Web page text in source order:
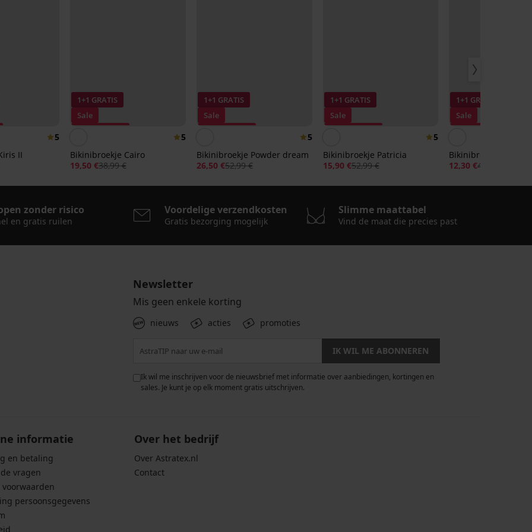
5
II
1+1 GRATIS
Sale
5
Bikinibroekje Cairo
19,50 €38,99 €
1+1 GRATIS
Sale
5
Bikinibroekje Powder dream
26,50 €52,99 €
1+1 GRATIS
Sale
5
Bikinibroekje Patricia
15,90 €52,99 €
1+1 GRATIS
Sale
Bikinibroekje Elif
12,30 €40,99 €
zonder risico
en gratis ruilen
Voordelige verzendkosten
Gratis bezorging mogelijk
Slimme maattabel
Vind de maat die precies past
Newsletter
Mis geen enkele korting
nieuws acties promoties
IK WIL ME ABONNEREN
Ik wil me inschrijven voor de nieuwsbrief met informatie over aanbiedingen, kortingen en
sales. Je kunt je op elk moment gratis uitschrijven.
informatie
en betaling
vragen
persoonsgegevens
Over het bedrijf
Over Astratex.nl
Contact